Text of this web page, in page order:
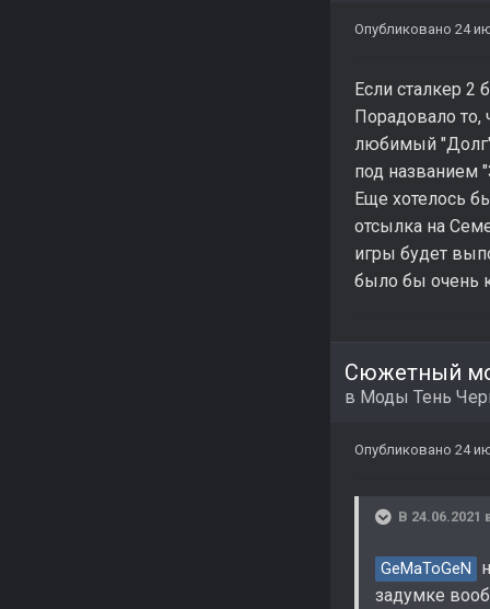
Опубликовано 24
Если сталкер 2
Порадовало то,
любимый "Долг"
под названием
Еще хотелось
отсылка на
игры будет
было бы очень
Сюжетный
в Моды Тень
Опубликовано 24
В 24.06.2021
GeMaToGeN
задумке